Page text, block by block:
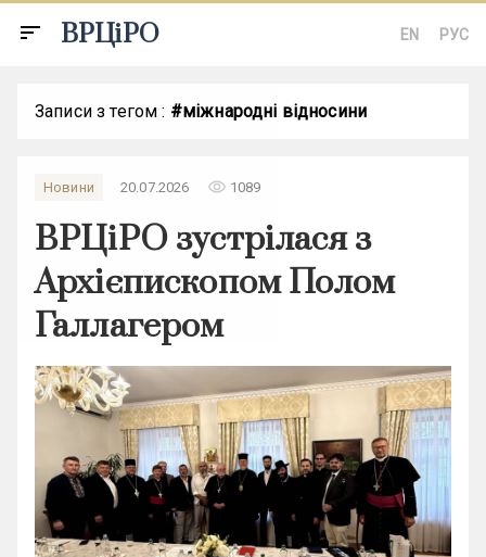
sort ВРЦіРО EN РУС
Записи з тегом : #міжнародні відносини
Новини 20.07.2026 remove_red_eye 1089
ВРЦіРО зустрілася з
Архієпископом Полом
Галлагером